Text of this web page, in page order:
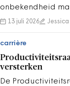
onbekendheid
zijn met cao-
13 juli 2026
carrière
versterken
De